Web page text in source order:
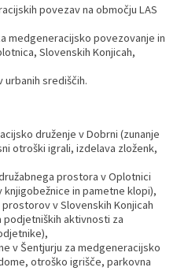
povezav na območju LAS
medgeneracijsko povezovanje in
Slovenskih Konjicah,
urbanih središčih.
druženje v Dobrni (zunanje
otroški igrali, izdelava zloženk,
prostora v Oplotnici
in pametne klopi),
v Slovenskih Konjicah
aktivnosti za
v Šentjurju za medgeneracijsko
otroško igrišče, parkovna